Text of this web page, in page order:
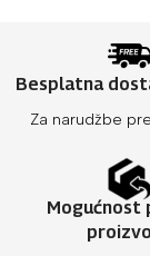
Besplatna
Za narudžbe
Mogućnost